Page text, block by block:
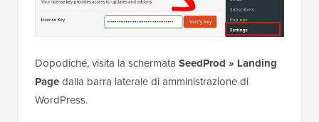
Dopodiché, visita la schermata SeedProd » Landing
Pagedalla barra laterale di amministrazione di
WordPress.